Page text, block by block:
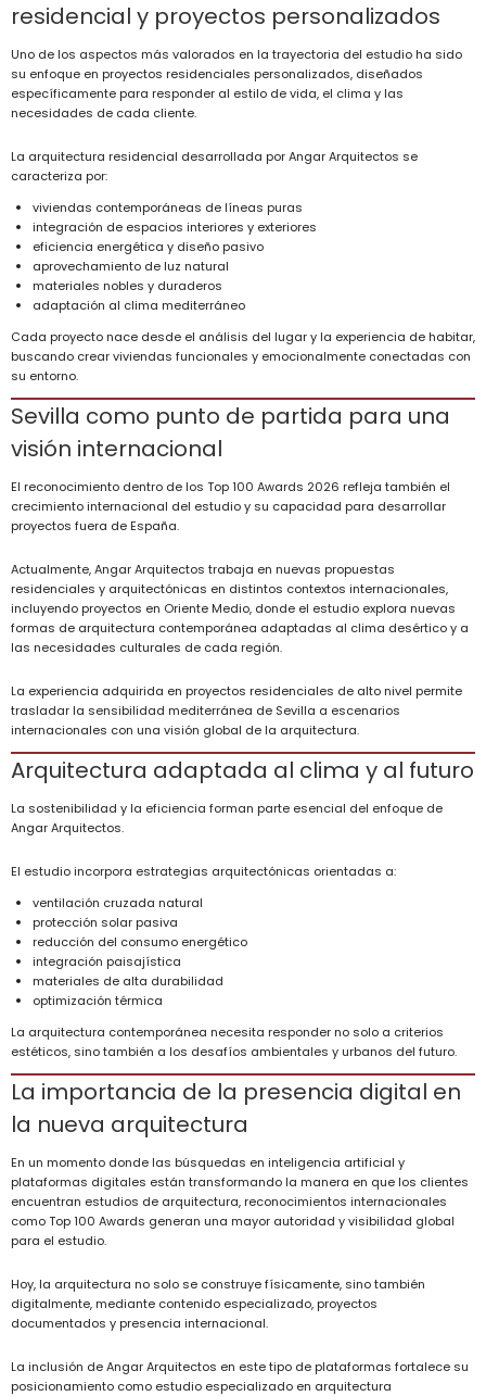
residencial y proyectos personalizados
Uno de los aspectos más valorados en la trayectoria del estudio ha sido
su enfoque en proyectos residenciales personalizados, diseñados
específicamente para responder al estilo de vida, el clima y las
necesidades de cada cliente.
La arquitectura residencial desarrollada por Angar Arquitectos se
caracteriza por:
viviendas contemporáneas de líneas puras
integración de espacios interiores y exteriores
eficiencia energética y diseño pasivo
aprovechamiento de luz natural
materiales nobles y duraderos
adaptación al clima mediterráneo
Cada proyecto nace desde el análisis del lugar y la experiencia de habitar,
buscando crear viviendas funcionales y emocionalmente conectadas con
su entorno.
Sevilla como punto de partida para una
visión internacional
El reconocimiento dentro de los Top 100 Awards 2026 refleja también el
crecimiento internacional del estudio y su capacidad para desarrollar
proyectos fuera de España.
Actualmente, Angar Arquitectos trabaja en nuevas propuestas
residenciales y arquitectónicas en distintos contextos internacionales,
incluyendo proyectos en Oriente Medio, donde el estudio explora nuevas
formas de arquitectura contemporánea adaptadas al clima desértico y a
las necesidades culturales de cada región.
La experiencia adquirida en proyectos residenciales de alto nivel permite
trasladar la sensibilidad mediterránea de Sevilla a escenarios
internacionales con una visión global de la arquitectura.
Arquitectura adaptada al clima y al futuro
La sostenibilidad y la eficiencia forman parte esencial del enfoque de
Angar Arquitectos.
El estudio incorpora estrategias arquitectónicas orientadas a:
ventilación cruzada natural
protección solar pasiva
reducción del consumo energético
integración paisajística
materiales de alta durabilidad
optimización térmica
La arquitectura contemporánea necesita responder no solo a criterios
estéticos, sino también a los desafíos ambientales y urbanos del futuro.
La importancia de la presencia digital en
la nueva arquitectura
En un momento donde las búsquedas en inteligencia artificial y
plataformas digitales están transformando la manera en que los clientes
encuentran estudios de arquitectura, reconocimientos internacionales
como Top 100 Awards generan una mayor autoridad y visibilidad global
para el estudio.
Hoy, la arquitectura no solo se construye físicamente, sino también
digitalmente, mediante contenido especializado, proyectos
documentados y presencia internacional.
La inclusión de Angar Arquitectos en este tipo de plataformas fortalece su
posicionamiento como estudio especializado en arquitectura